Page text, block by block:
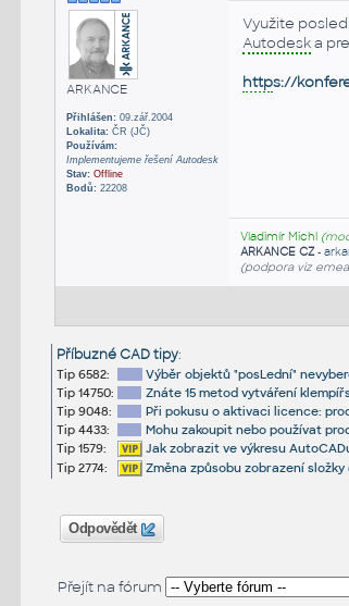
ARKANCE
Přihlášen:09.zář.2004
Lokalita:ČR (JČ)
Používám:
Implementujeme řešení Autodesk
Stav: Offline
Bodů:22208
Využite
Autodeska
https://
Vladimír Michl
ARKANCE CZ-
(podpora viz
Příbuzné CAD tipy:
Tip 6582:
Výběr objektů "posLední"
Tip 14750:
Znáte 15 metod vytváření
Tip 9048:
Při pokusu o aktivaci licence:
Tip 4433:
Mohu zakoupit nebo používat
Tip 1579:
Jak zobrazit ve výkresu
Tip 2774:
Změna způsobu zobrazení
Odpovědět
Přejít na fórum